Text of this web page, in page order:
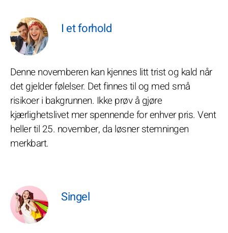
I et forhold
Denne novemberen kan kjennes litt trist og kald når
det gjelder følelser. Det finnes til og med små
risikoer i bakgrunnen. Ikke prøv å gjøre
kjærlighetslivet mer spennende for enhver pris. Vent
heller til 25. november, da løsner stemningen
merkbart.
Singel